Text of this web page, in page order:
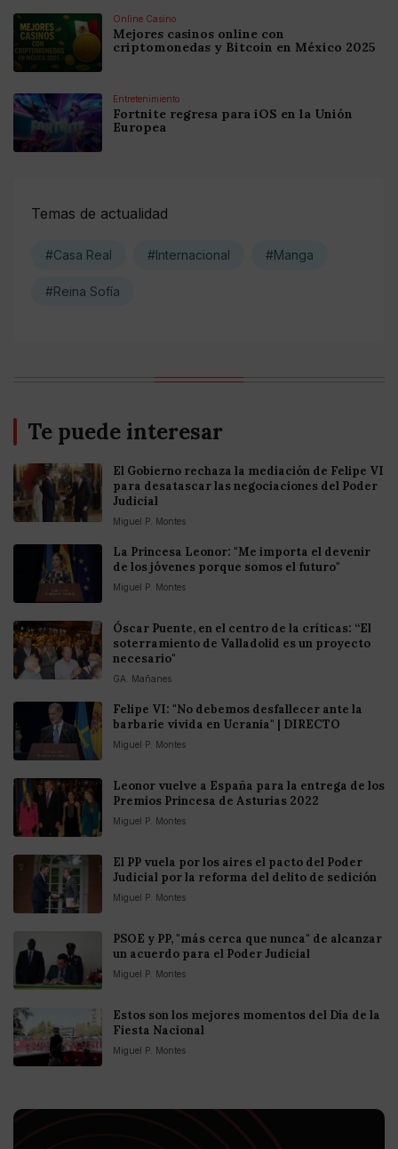
Online Casino
Mejores casinos online con
criptomonedas y Bitcoin en México 2025
Entretenimiento
Fortnite regresa para iOS en la Unión
Europea
Temas de actualidad
#Casa Real #Internacional #Manga
#Reina Sofía
Te puede interesar
El Gobierno rechaza la mediación de Felipe VI
para desatascar las negociaciones del Poder
Judicial
Miguel P. Montes
La Princesa Leonor: "Me importa el devenir
de los jóvenes porque somos el futuro"
Miguel P. Montes
Óscar Puente, en el centro de la críticas: “El
soterramiento de Valladolid es un proyecto
necesario"
GA. Mañanes
Felipe VI: "No debemos desfallecer ante la
barbarie vivida en Ucrania" | DIRECTO
Miguel P. Montes
Leonor vuelve a España para la entrega de los
Premios Princesa de Asturias 2022
Miguel P. Montes
El PP vuela por los aires el pacto del Poder
Judicial por la reforma del delito de sedición
Miguel P. Montes
PSOE y PP, "más cerca que nunca" de alcanzar
un acuerdo para el Poder Judicial
Miguel P. Montes
Estos son los mejores momentos del Día de la
Fiesta Nacional
Miguel P. Montes